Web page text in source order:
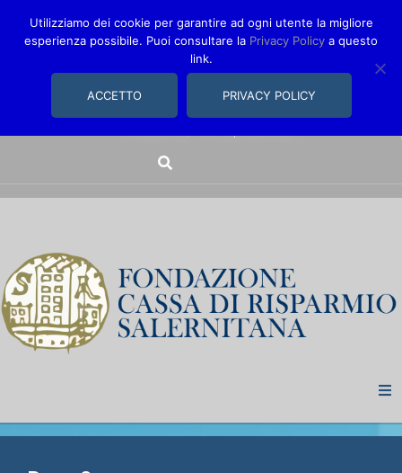
comunica@fondazionecarisal.it089 230611
Fondazione
Utilizziamo dei cookie per garantire ad ogni utente la migliore
esperienza possibile. Puoi consultare la Privacy Policy a questo
link.
ACCETTO PRIVACY POLICY